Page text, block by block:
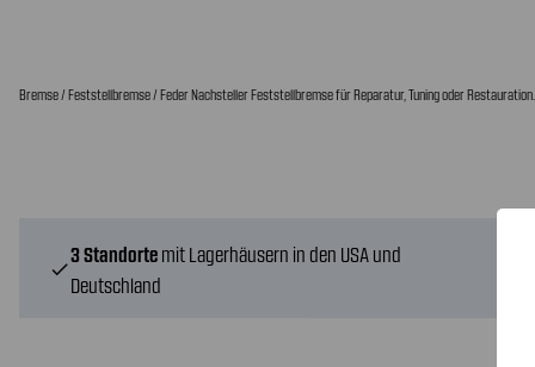
Bremse / Feststellbremse / Feder Nachsteller Feststellbremse für Reparatur, Tuning oder Restauration.
check
3 Standorte mit Lagerhäusern in den USA und
Deutschland